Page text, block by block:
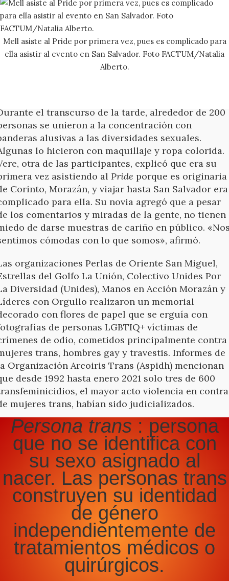
Mell asiste al Pride por primera vez, pues es complicado para
ella asistir al evento en San Salvador. Foto FACTUM/Natalia
Alberto.
el transcurso de la tarde, alrededor de 200
se unieron a la concentración con
alusivas a las diversidades sexuales.
lo hicieron con maquillaje y ropa colorida.
otra de las participantes, explicó que era su
vez asistiendo al Pride porque es originaria
Corinto, Morazán, y viajar hasta San Salvador era
para ella. Su novia agregó que a pesar
los comentarios y miradas de la gente, no tienen
de darse muestras de cariño en público.
cómodas con lo que somos», afirmó.
organizaciones Perlas de Oriente San Miguel,
del Golfo La Unión, Colectivo Unides Por
Diversidad (Unides), Manos en Acción Morazán y
con Orgullo realizaron un memorial
con flores de papel que se erguía con
de personas LGBTIQ+ víctimas de
de odio, cometidos principalmente contra
trans, hombres gay y travestis. Informes de
Organización Arcoiris Trans (Aspidh) mencionan
desde 1992 hasta enero 2021 solo tres de 600
el mayor acto violencia en contra
mujeres trans, habían sido judicializados.
Persona trans : persona
que no se identifica con
su sexo asignado al
nacer. Las personas trans
construyen su identidad
de género
independientemente de
tratamientos médicos o
quirúrgicos.